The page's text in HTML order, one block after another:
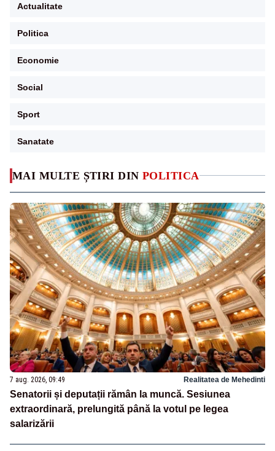
MAI MULTE ȘTIRI DIN POLITICA
7 aug. 2026, 09:49 Realitatea de Mehedinti
Senatorii și deputații rămân la muncă. Sesiunea
extraordinară, prelungită până la votul pe legea
salarizării
Actualitate
Politica
Economie
Social
Sport
Sanatate